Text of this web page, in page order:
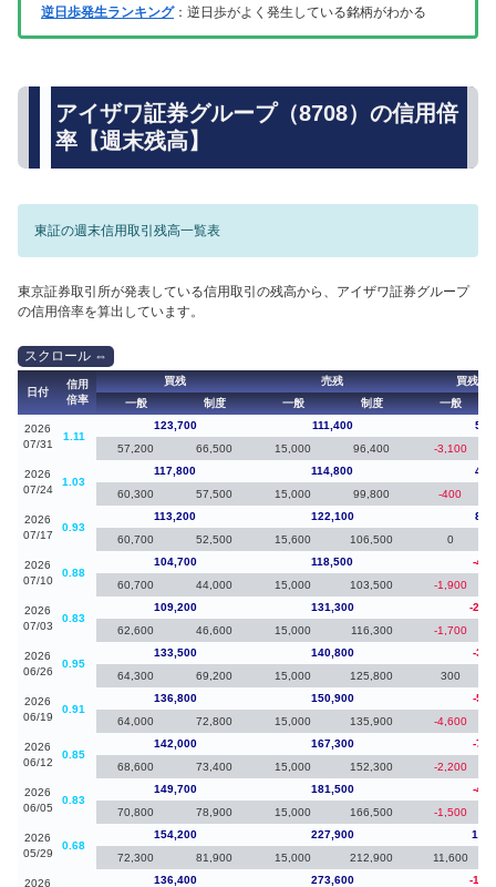
逆日歩発生ランキング：逆日歩がよく発生している銘柄がわかる
アイザワ証券グループ（8708）の信用倍
率【週末残高】
東証の週末信用取引残高一覧表
東京証券取引所が発表している信用取引の残高から、アイザワ証券グループ
の信用倍率を算出しています。
日付
信用
倍率
買残 売残
買残（
一般
制度 一般 制度 一般
2026
07/31
1.11
123,700 111,400
57,200
66,500 15,000 96,400 -3,100
2026
07/24
1.03
117,800 114,800
60,300
57,500 15,000 99,800 -400
2026
07/17
0.93
113,200 122,100
60,700
52,500 15,600 106,500 0
2026
07/10
0.88
104,700 118,500
-
60,700
44,000 15,000 103,500 -1,900
2026
07/03
0.83
109,200 131,300
-
62,600
46,600 15,000 116,300 -1,700
2026
06/26
0.95
133,500 140,800
-
64,300
69,200 15,000 125,800 300
2026
06/19
0.91
136,800 150,900
-
64,000
72,800 15,000 135,900 -4,600
2026
06/12
0.85
142,000 167,300
-
68,600
73,400 15,000 152,300 -2,200
2026
06/05
0.83
149,700 181,500
-
70,800
78,900 15,000 166,500 -1,500
2026
05/29
0.68
154,200 227,900
72,300
81,900 15,000 212,900 11,600
2026 136,400 273,600 -